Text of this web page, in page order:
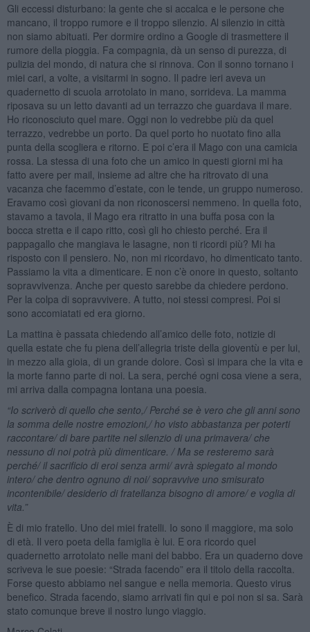
Gli eccessi disturbano: la gente che si accalca e le persone che
mancano, il troppo rumore e il troppo silenzio. Al silenzio in città
non siamo abituati. Per dormire ordino a Google di trasmettere il
rumore della pioggia. Fa compagnia, dà un senso di purezza, di
pulizia del mondo, di natura che si rinnova. Con il sonno tornano i
miei cari, a volte, a visitarmi in sogno. Il padre ieri aveva un
quadernetto di scuola arrotolato in mano, sorrideva. La mamma
riposava su un letto davanti ad un terrazzo che guardava il mare.
Ho riconosciuto quel mare. Oggi non lo vedrebbe più da quel
terrazzo, vedrebbe un porto. Da quel porto ho nuotato fino alla
punta della scogliera e ritorno. E poi c’era il Mago con una camicia
rossa. La stessa di una foto che un amico in questi giorni mi ha
fatto avere per mail, insieme ad altre che ha ritrovato di una
vacanza che facemmo d’estate, con le tende, un gruppo numeroso.
Eravamo così giovani da non riconoscersi nemmeno. In quella foto,
stavamo a tavola, il Mago era ritratto in una buffa posa con la
bocca stretta e il capo ritto, così gli ho chiesto perché. Era il
pappagallo che mangiava le lasagne, non ti ricordi più? Mi ha
risposto con il pensiero. No, non mi ricordavo, ho dimenticato tanto.
Passiamo la vita a dimenticare. E non c’è onore in questo, soltanto
sopravvivenza. Anche per questo sarebbe da chiedere perdono.
Per la colpa di sopravvivere. A tutto, noi stessi compresi. Poi si
sono accomiatati ed era giorno.
La mattina è passata chiedendo all’amico delle foto, notizie di
quella estate che fu piena dell’allegria triste della gioventù e per lui,
in mezzo alla gioia, di un grande dolore. Così si impara che la vita e
la morte fanno parte di noi. La sera, perché ogni cosa viene a sera,
mi arriva dalla compagna lontana una poesia.
“Io scriverò di quello che sento,/ Perché se è vero che gli anni sono
la somma delle nostre emozioni,/ ho visto abbastanza per poterti
raccontare/ di bare partite nel silenzio di una primavera/ che
nessuno di noi potrà più dimenticare. / Ma se resteremo sarà
perché/ il sacrificio di eroi senza armi/ avrà spiegato al mondo
intero/ che dentro ognuno di noi/ sopravvive uno smisurato
incontenibile/ desiderio di fratellanza bisogno di amore/ e voglia di
vita.”
È di mio fratello. Uno dei miei fratelli. Io sono il maggiore, ma solo
di età. Il vero poeta della famiglia è lui. E ora ricordo quel
quadernetto arrotolato nelle mani del babbo. Era un quaderno dove
scriveva le sue poesie: “Strada facendo” era il titolo della raccolta.
Forse questo abbiamo nel sangue e nella memoria. Questo virus
benefico. Strada facendo, siamo arrivati fin qui e poi non si sa. Sarà
stato comunque breve il nostro lungo viaggio.